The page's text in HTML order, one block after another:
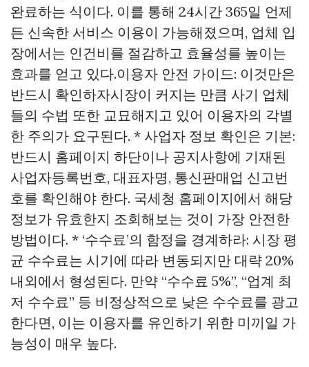
완료하는 식이다. 이를 통해 24시간 365일 언제
든 신속한 서비스 이용이 가능해졌으며, 업체 입
장에서는 인건비를 절감하고 효율성를 높이는
효과를 얻고 있다.이용자 안전 가이드: 이것만은
반드시 확인하자시장이 커지는 만큼 사기 업체
들의 수법 또한 교묘해지고 있어 이용자의 각별
한 주의가 요구된다. * 사업자 정보 확인은 기본:
반드시 홈페이지 하단이나 공지사항에 기재된
사업자등록번호, 대표자명, 통신판매업 신고번
호를 확인해야 한다. 국세청 홈페이지에서 해당
정보가 유효한지 조회해보는 것이 가장 안전한
방법이다. * ‘수수료’의 함정을 경계하라: 시장 평
균 수수료는 시기에 따라 변동되지만 대략 20%
내외에서 형성된다. 만약 “수수료 5%”, “업계 최
저 수수료” 등 비정상적으로 낮은 수수료를 광고
한다면, 이는 이용자를 유인하기 위한 미끼일 가
능성이 매우 높다.